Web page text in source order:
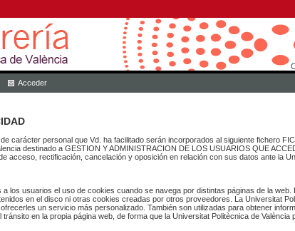
Acceder
carácter personal que Vd. ha facilitado serán incorporados al siguiente fichero
destinado a GESTION Y ADMINISTRACION DE LOS USUARIOS QUE
acceso, rectificación, cancelación y oposición en relación con sus datos ante la
los usuarios el uso de cookies cuando se navega por distintas páginas de la
en el disco ni otras cookies creadas por otros proveedores. La Universitat
un servicio más personalizado. También son utilizadas para obtener
en la propia página web, de forma que la Universitat Politècnica de